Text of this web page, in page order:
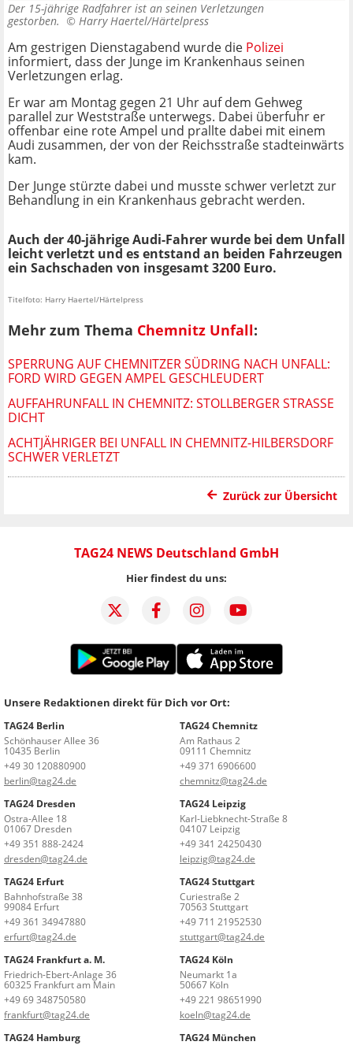
Der 15-jährige Radfahrer ist an seinen Verletzungen
gestorben. © Harry Haertel/Härtelpress
Am gestrigen Dienstagabend wurde die Polizei
informiert, dass der Junge im Krankenhaus seinen
Verletzungen erlag.
Er war am Montag gegen 21 Uhr auf dem Gehweg
parallel zur Weststraße unterwegs. Dabei überfuhr er
offenbar eine rote Ampel und prallte dabei mit einem
Audi zusammen, der von der Reichsstraße stadteinwärts
kam.
Der Junge stürzte dabei und musste schwer verletzt zur
Behandlung in ein Krankenhaus gebracht werden.
Auch der 40-jährige Audi-Fahrer wurde bei dem Unfall
leicht verletzt und es entstand an beiden Fahrzeugen
ein Sachschaden von insgesamt 3200 Euro.
Titelfoto: Harry Haertel/Härtelpress
Mehr zum Thema Chemnitz Unfall:
SPERRUNG AUF CHEMNITZER SÜDRING NACH UNFALL:
FORD WIRD GEGEN AMPEL GESCHLEUDERT
AUFFAHRUNFALL IN CHEMNITZ: STOLLBERGER STRASSE D
ICHT
ACHTJÄHRIGER BEI UNFALL IN CHEMNITZ-HILBERSDORF
SCHWER VERLETZT
Zurück zur Übersicht
TAG24 NEWS Deutschland GmbH
Hier findest du uns:
Unsere Redaktionen direkt für Dich vor Ort:
TAG24 Berlin
Schönhauser Allee 36
10435 Berlin
+49 30 120880900
berlin@tag24.de
TAG24 Chemnitz
Am Rathaus 2
09111 Chemnitz
+49 371 6906600
chemnitz@tag24.de
TAG24 Dresden
Ostra-Allee 18
01067 Dresden
+49 351 888-2424
dresden@tag24.de
TAG24 Leipzig
Karl-Liebknecht-Straße 8
04107 Leipzig
+49 341 24250430
leipzig@tag24.de
TAG24 Erfurt
Bahnhofstraße 38
99084 Erfurt
+49 361 34947880
erfurt@tag24.de
TAG24 Stuttgart
Curiestraße 2
70563 Stuttgart
+49 711 21952530
stuttgart@tag24.de
TAG24 Frankfurt a. M.
Friedrich-Ebert-Anlage 36
60325 Frankfurt am Main
+49 69 348750580
frankfurt@tag24.de
TAG24 Köln
Neumarkt 1a
50667 Köln
+49 221 98651990
koeln@tag24.de
TAG24 Hamburg
TAG24 München